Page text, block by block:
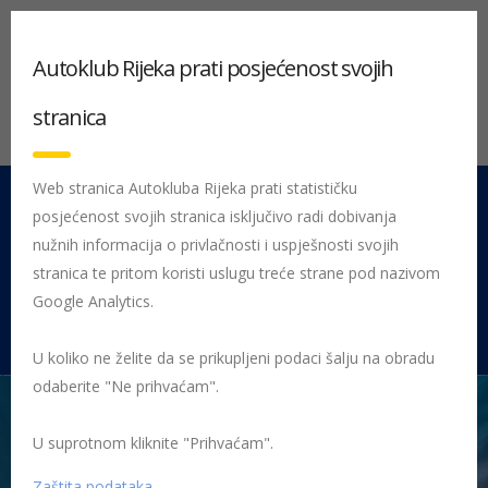
051 212 442 Centrala
Pon - Pet 08:00 - 16:00
Rujevica 9/1, 51000 Rijeka
Početna Posljednje objavljene novosti
Autoklub Rijeka prati posjećenost svojih
stranica
Web stranica Autokluba Rijeka prati statističku
posjećenost svojih stranica isključivo radi dobivanja
nužnih informacija o privlačnosti i uspješnosti svojih
stranica te pritom koristi uslugu treće strane pod nazivom
Google Analytics.
U koliko ne želite da se prikupljeni podaci šalju na obradu
odaberite "Ne prihvaćam".
U suprotnom kliknite "Prihvaćam".